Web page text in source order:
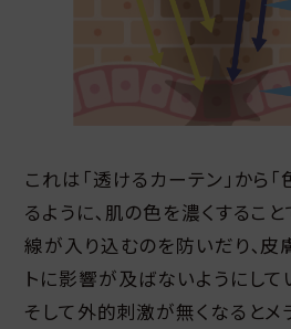
これは「透けるカーテン」から
るように､肌の色を濃くするこ
線が入り込むのを防いだり､皮
トに影響が及ばないようにして
そして外的刺激が無くなると